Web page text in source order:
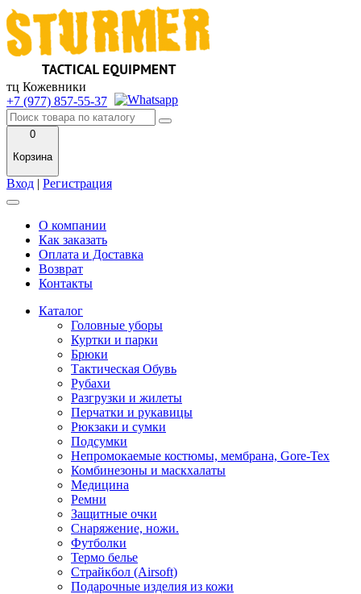
тц Кожевники
+7 (977) 857-55-37
0
Корзина
Вход | Регистрация
О компании
Как заказать
Оплата и Доставка
Возврат
Контакты
Каталог
Головные уборы
Куртки и парки
Брюки
Тактическая Обувь
Рубахи
Разгрузки и жилеты
Перчатки и рукавицы
Рюкзаки и сумки
Подсумки
Непромокаемые костюмы, мембрана, Gore-Tex
Комбинезоны и маскхалаты
Медицина
Ремни
Защитные очки
Снаряжение, ножи.
Футболки
Термо белье
Страйкбол (Airsoft)
Подарочные изделия из кожи